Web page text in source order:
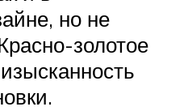
но не
золотое